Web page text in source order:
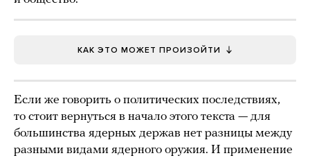
КАК ЭТО МОЖЕТ ПРОИЗОЙТИ
Если же говорить о политических последствиях,
то стоит вернуться в начало этого текста — для
большинства ядерных держав нет разницы между
разными видами ядерного оружия. И применение